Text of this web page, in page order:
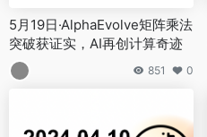
5月19日·AlphaEvolve矩阵乘法
突破获证实，AI再创计算奇迹
851 0